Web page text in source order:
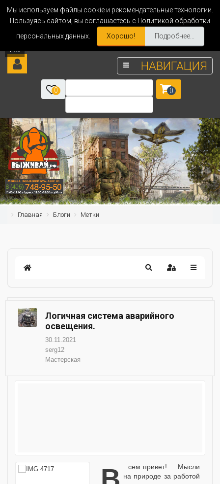
Мы используем файлы cookie и рекомендательные технологии.
Пользуясь сайтом, вы соглашаетесь с Политикой обработки
персональных данных.
Хорошо! Подробнее...
НАВИГАЦИЯ
0 0
Главная Блоги Метки
Логичная система аварийного
освещения.
30.11.2021
serg12
Мастерская
на природе за работой